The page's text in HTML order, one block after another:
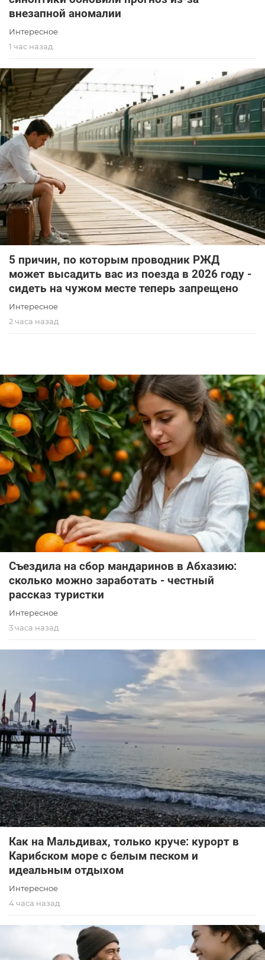
внезапной аномалии
Интересное
1 час назад
5 причин, по которым проводник РЖД
может высадить вас из поезда в 2026 году -
сидеть на чужом месте теперь запрещено
Интересное
2 часа назад
Съездила на сбор мандаринов в Абхазию:
сколько можно заработать - честный
рассказ туристки
Интересное
3 часа назад
Как на Мальдивах, только круче: курорт в
Карибском море с белым песком и
идеальным отдыхом
Интересное
4 часа назад